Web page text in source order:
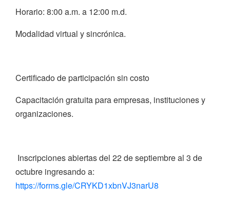
Horario: 8:00 a.m. a 12:00 m.d.
Modalidad virtual y sincrónica.
Certificado de participación sin costo
Capacitación gratuita para empresas, instituciones y
organizaciones.
Inscripciones abiertas del 22 de septiembre al 3 de
octubre ingresando a:
https://forms.gle/CRYKD1xbnVJ3narU8